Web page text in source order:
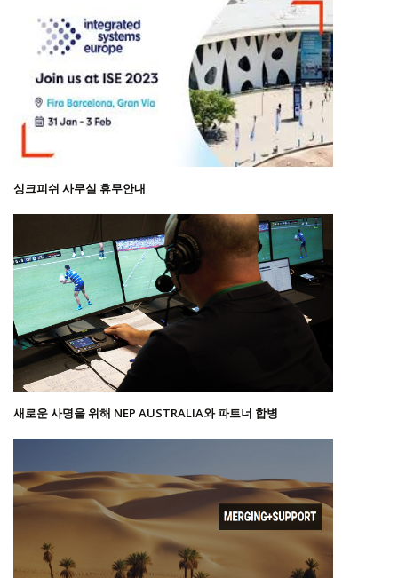
싱크피쉬 사무실 휴무안내
새로운 사명을 위해 NEP AUSTRALIA와 파트너 합병